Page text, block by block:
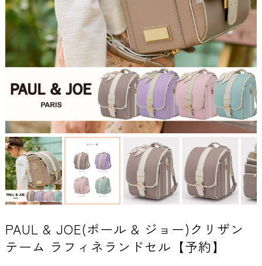
PAUL & JOE(ポール & ジョー)クリザン
テーム ラフィネランドセル【予約】